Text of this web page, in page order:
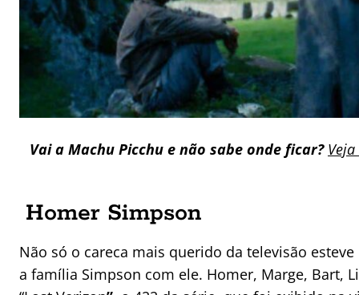
Vai a Machu Picchu e não sabe onde ficar?
Homer Simpson
Não só o careca mais querido da televisão
a família Simpson com ele. Homer, Marge, Bart,